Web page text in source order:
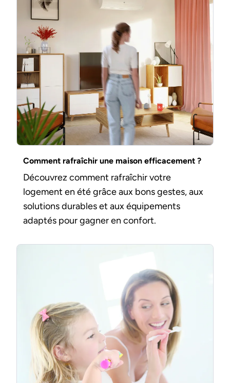
Comment rafraîchir une maison efficacement ?
Découvrez comment rafraîchir votre
logement en été grâce aux bons gestes, aux
solutions durables et aux équipements
adaptés pour gagner en confort.